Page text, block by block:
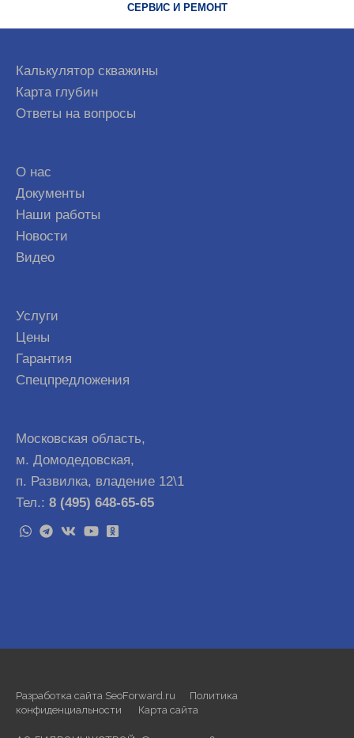
СЕРВИС И РЕМОНТ
Калькулятор скважины
Карта глубин
Ответы на вопросы
О нас
Документы
Наши работы
Новости
Видео
Услуги
Цены
Гарантия
Спецпредложения
Московская область,
м. Домодедовская,
п. Развилка, владение 12\1
Тел.: 8 (495) 648-65-65
Разработка сайта SeoForward.ru
Политика
конфиденциальности
Карта сайта